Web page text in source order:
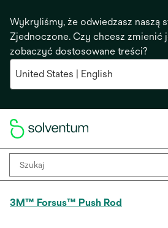
Wykryliśmy, że odwiedzasz naszą
Zjednoczone. Czy chcesz zmienić
zobaczyć dostosowane treści?
3M™ Forsus™ Push Rod